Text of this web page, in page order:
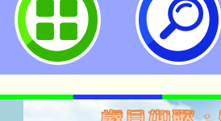
瑞坪國民中學